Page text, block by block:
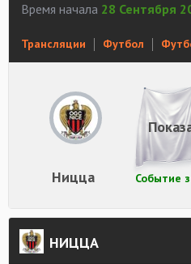
Время начала 28 Сентября
Трансляции Футбол
Ницца Событие
НИЦЦА